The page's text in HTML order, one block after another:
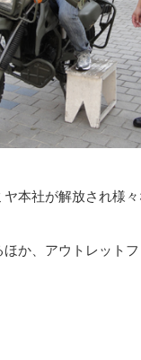
ヤ本社が解放され様
か、アウトレット